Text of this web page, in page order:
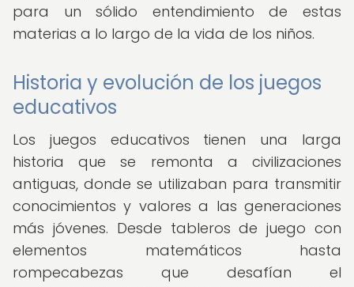
para un sólido entendimiento de estas
materias a lo largo de la vida de los niños.
Historia y evolución de los juegos
educativos
Los juegos educativos tienen una larga
historia que se remonta a civilizaciones
antiguas, donde se utilizaban para transmitir
conocimientos y valores a las generaciones
más jóvenes. Desde tableros de juego con
elementos matemáticos hasta
rompecabezas que desafían el